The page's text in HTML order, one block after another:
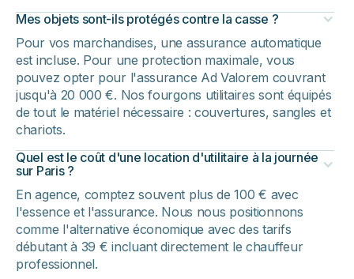
Mes objets sont-ils protégés contre la casse ?
Pour vos marchandises, une assurance automatique
est incluse. Pour une protection maximale, vous
pouvez opter pour l'assurance Ad Valorem couvrant
jusqu'à 20 000 €. Nos fourgons utilitaires sont équipés
de tout le matériel nécessaire : couvertures, sangles et
chariots.
Quel est le coût d'une location d'utilitaire à la journée
sur Paris ?
En agence, comptez souvent plus de 100 € avec
l'essence et l'assurance. Nous nous positionnons
comme l'alternative économique avec des tarifs
débutant à 39 € incluant directement le chauffeur
professionnel.